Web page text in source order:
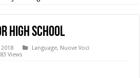
High School
Language, Nuove Voci
Views